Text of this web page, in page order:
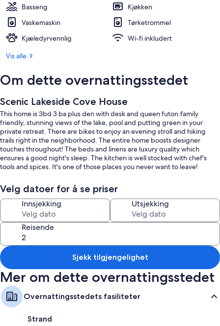
Basseng
Kjøkken
Vaskemaskin
Tørketrommel
Kjæledyrvennlig
Wi-fi inkludert
Vis alle
Om dette overnattingsstedet
Scenic Lakeside Cove House
This home is 3bd 3 ba plus den with desk and queen futon.family
friendly, stunning views of the lake, pool and putting green in your
private retreat. There are bikes to enjoy an evening stroll and hiking
trails right in the neighborhood. The entire home boosts designer
touches throughout! The beds and linens are luxury quality which
ensures a good night's sleep. The kitchen is well stocked with chef's
tools and spices. It's one of those places you never want to leave!
Velg datoer for å se priser
Innsjekking Utsjekking
Reisende
Sjekk tilgjengelighet
Mer om dette overnattingsstedet
Overnattingsstedets fasiliteter
Strand